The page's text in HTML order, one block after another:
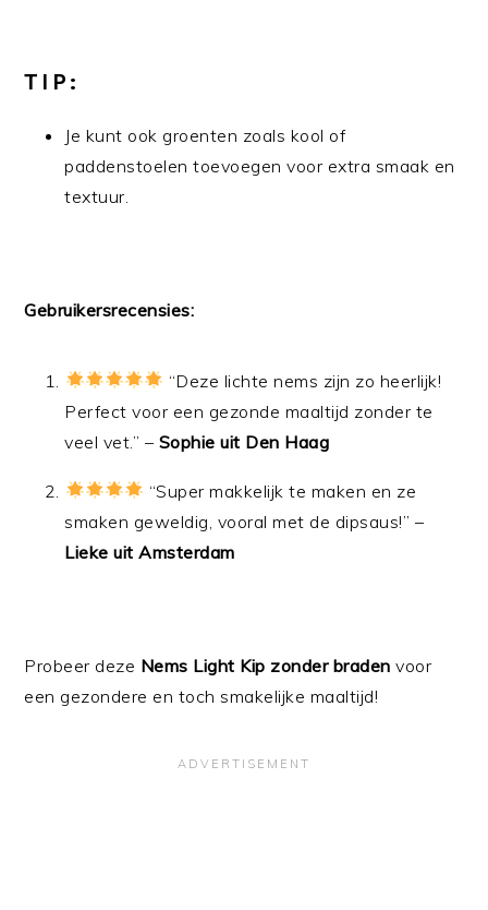
TIP:
Je kunt ook groenten zoals kool of
paddenstoelen toevoegen voor extra smaak en
textuur.
Gebruikersrecensies:
“Deze lichte nems zijn zo heerlijk!
Perfect voor een gezonde maaltijd zonder te
veel vet.” – Sophie uit Den Haag
“Super makkelijk te maken en ze
smaken geweldig, vooral met de dipsaus!” –
Lieke uit Amsterdam
Probeer deze Nems Light Kip zonder braden voor
een gezondere en toch smakelijke maaltijd!